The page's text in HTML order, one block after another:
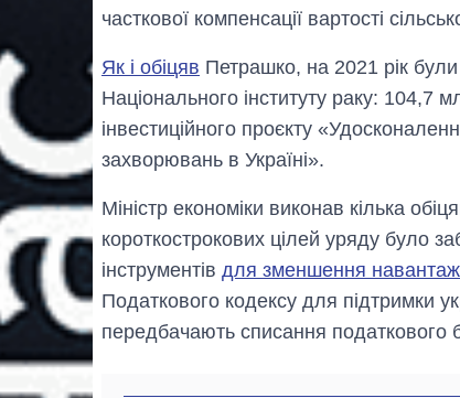
часткової компенсації вартості
Як і обіцяв Петрашко, на 2021 рік були
Національного інституту раку: 104,7
інвестиційного проєкту
захворювань в Україні».
Міністр економіки виконав кілька
короткострокових цілей уряду було
інструментів для зменшення
Податкового кодексу для підтримки
передбачають списання податкового